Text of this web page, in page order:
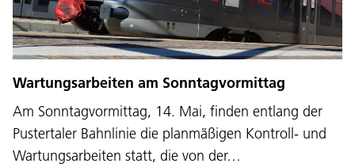
Wartungsarbeiten am Sonntagvormittag
Am Sonntagvormittag, 14. Mai, finden entlang der
Pustertaler Bahnlinie die planmäßigen Kontroll- und
Wartungsarbeiten statt, die von der…